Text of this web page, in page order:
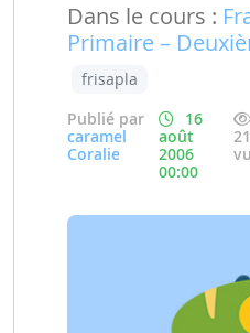
Dans le cours :
Primaire –
frisapla
Publié par
caramel
Coralie
16
août
2006
00:00